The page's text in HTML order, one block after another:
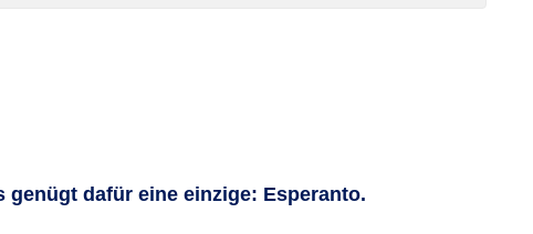
genügt dafür eine einzige: Esperanto.